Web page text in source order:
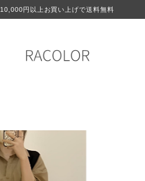
10,000円以上お買い上げで送料無料